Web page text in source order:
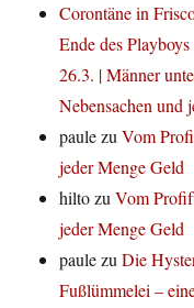
Corontäne in
Ende des
26.3. | Männer
Nebensachen und
paulezuVom
jeder Menge Geld
hiltozuVom
jeder Menge Geld
paulezuDie
Fußlümmelei –